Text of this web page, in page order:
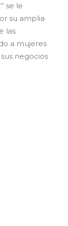
se le
su amplia
las
a mujeres
negocios